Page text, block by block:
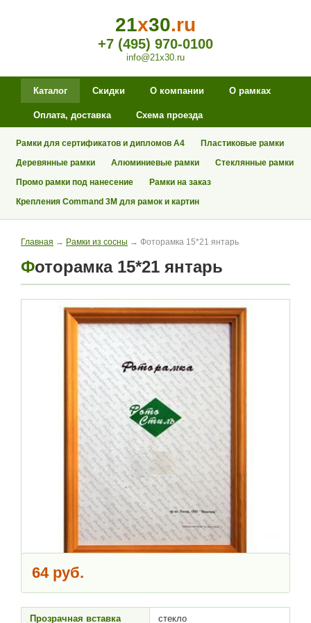
21x30.ru
+7 (495) 970-0100
info@21x30.ru
Каталог Скидки О компании О рамках
Оплата, доставка Схема проезда
Рамки для сертификатов и дипломов А4
Пластиковые рамки
Деревянные рамки
Алюминиевые рамки
Стеклянные рамки
Промо рамки под нанесение
Рамки на заказ
Крепления Command 3M для рамок и картин
Главная → Рамки из сосны → Фоторамка 15*21 янтарь
Фоторамка 15*21 янтарь
64 руб.
Прозрачная вставка стекло